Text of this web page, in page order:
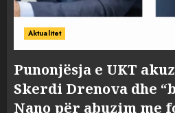
Aktualitet
Punonjësja e UKT
Skerdi Drenova dhe
Nano për abuzim me